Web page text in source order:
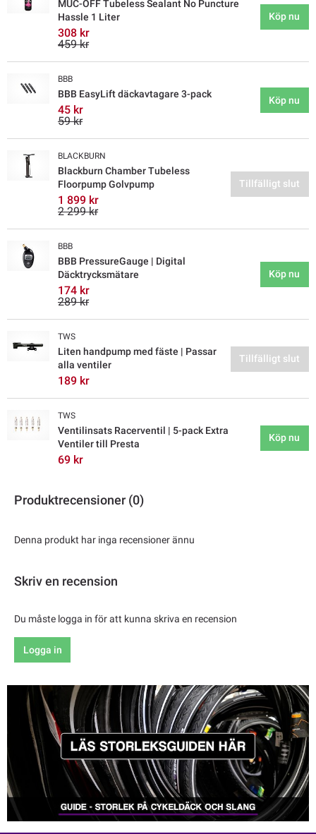
MUC-OFF Tubeless Sealant No Puncture
Hassle 1 Liter
308 kr
459 kr
Köp nu
BBB
BBB EasyLift däckavtagare 3-pack
45 kr
59 kr
Köp nu
BLACKBURN
Blackburn Chamber Tubeless
Floorpump Golvpump
1 899 kr
2 299 kr
Tillfälligt slut
BBB
BBB PressureGauge | Digital
Däcktrycksmätare
174 kr
289 kr
Köp nu
TWS
Liten handpump med fäste | Passar
alla ventiler
189 kr
Tillfälligt slut
TWS
Ventilinsats Racerventil | 5-pack Extra
Ventiler till Presta
69 kr
Köp nu
Produktrecensioner (0)
Denna produkt har inga recensioner ännu
Skriv en recension
Du måste logga in för att kunna skriva en recension
Logga in